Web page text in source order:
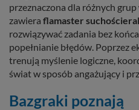
przeznaczona dla różnych
zawiera flamaster
rozwiązywać zadania bez
popełnianie błędów. Poprzez
trenują myślenie logiczne,
świat w sposób angażujący i
Bazgraki poznają